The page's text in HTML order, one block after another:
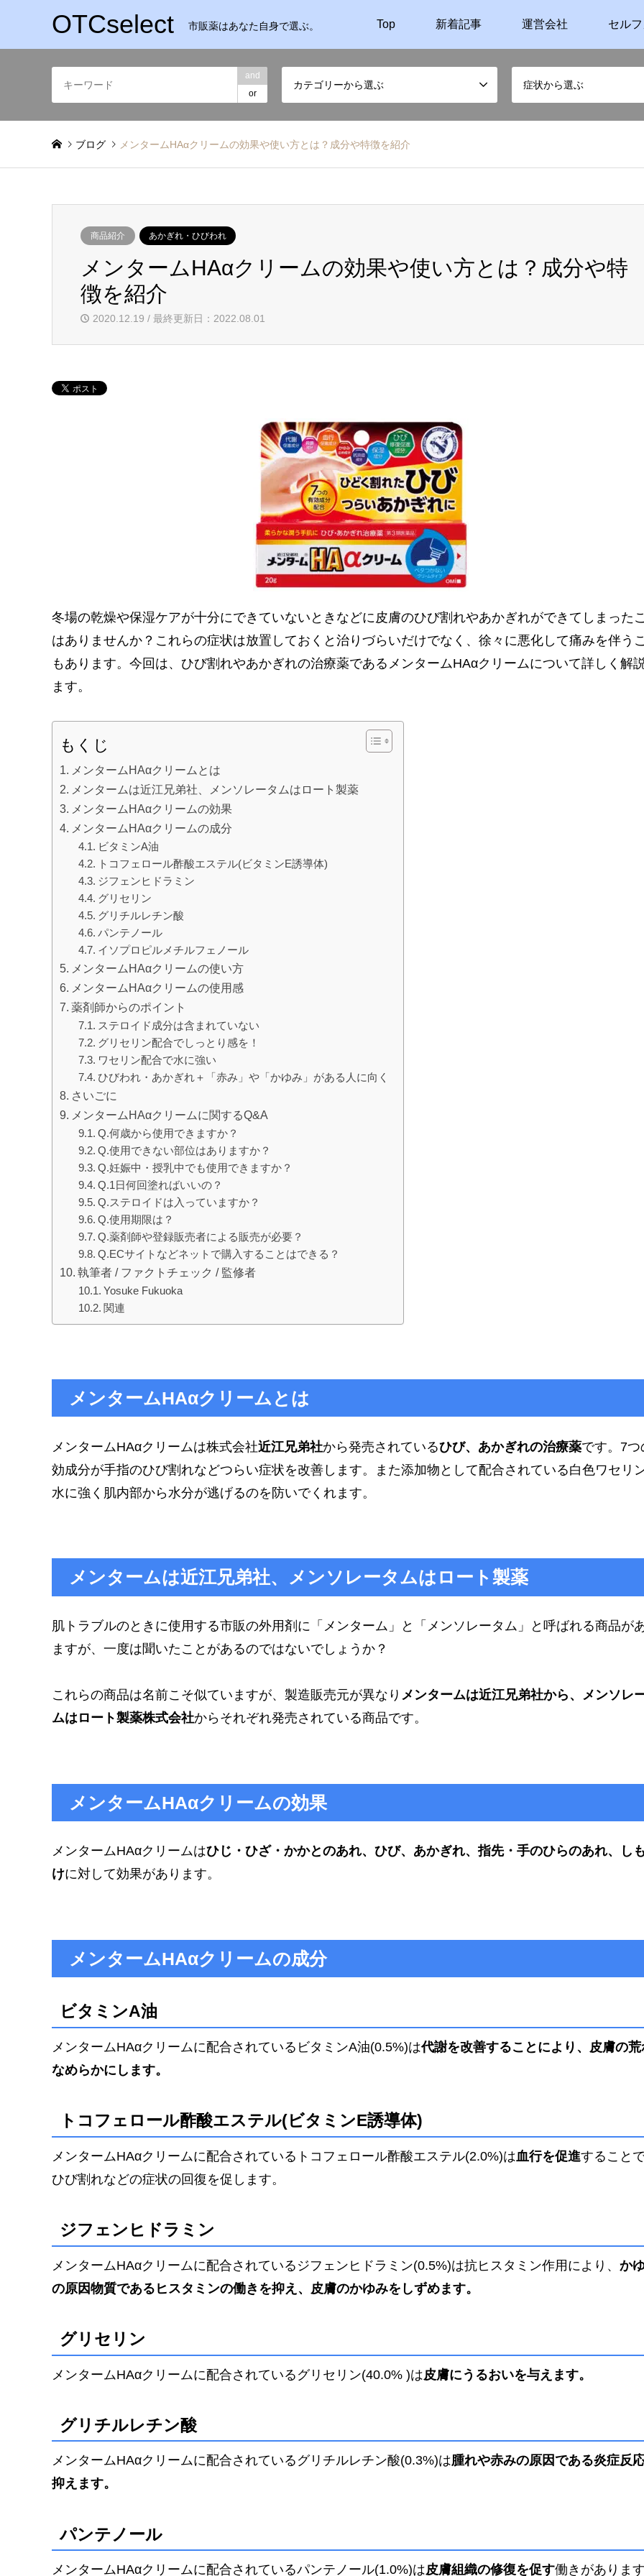
OTCselect 市販薬はあなた自身で選ぶ。 Top 新着記事 運営会社 セル
and
or
カテゴリーから選ぶ 症状から選ぶ
ブログ メンタームHAαクリームの効果や使い方とは？成分や特徴を紹介
商品紹介 あかぎれ・ひびわれ
メンタームHAαクリームの効果や使い方とは？成分や特
徴を紹介
2020.12.19 / 最終更新日：2022.08.01
冬場の乾燥や保湿ケアが十分にできていないときなどに皮膚のひび割れやあかぎれができてしまった
はありませんか？これらの症状は放置しておくと治りづらいだけでなく、徐々に悪化して痛みを伴う
もあります。今回は、ひび割れやあかぎれの治療薬であるメンタームHAαクリームについて詳しく解
ます。
もくじ
メンタームHAαクリームとは
メンタームは近江兄弟社、メンソレータムはロート製薬
メンタームHAαクリームの効果
メンタームHAαクリームの成分
ビタミンA油
トコフェロール酢酸エステル(ビタミンE誘導体)
ジフェンヒドラミン
グリセリン
グリチルレチン酸
パンテノール
イソプロピルメチルフェノール
メンタームHAαクリームの使い方
メンタームHAαクリームの使用感
薬剤師からのポイント
ステロイド成分は含まれていない
グリセリン配合でしっとり感を！
ワセリン配合で水に強い
ひびわれ・あかぎれ＋「赤み」や「かゆみ」がある人に向く
さいごに
メンタームHAαクリームに関するQ&A
Q.何歳から使用できますか？
Q.使用できない部位はありますか？
Q.妊娠中・授乳中でも使用できますか？
Q.1日何回塗ればいいの？
Q.ステロイドは入っていますか？
Q.使用期限は？
Q.薬剤師や登録販売者による販売が必要？
Q.ECサイトなどネットで購入することはできる？
執筆者 / ファクトチェック / 監修者
Yosuke Fukuoka
関連
メンタームHAαクリームとは
メンタームHAαクリームは株式会社近江兄弟社から発売されているひび、あかぎれの治療薬です。7つ
効成分が手指のひび割れなどつらい症状を改善します。また添加物として配合されている白色ワセリ
水に強く肌内部から水分が逃げるのを防いでくれます。
メンタームは近江兄弟社、メンソレータムはロート製薬
肌トラブルのときに使用する市販の外用剤に「メンターム」と「メンソレータム」と呼ばれる商品が
ますが、一度は聞いたことがあるのではないでしょうか？
これらの商品は名前こそ似ていますが、製造販売元が異なり メンタームは近江兄弟社から、メンソレ
ムはロート製薬株式会社からそれぞれ発売されている商品です。
メンタームHAαクリームの効果
メンタームHAαクリームはひじ・ひざ・かかとのあれ、ひび、あかぎれ、指先・手のひらのあれ、し
けに対して効果があります。
メンタームHAαクリームの成分
ビタミンA油
メンタームHAαクリームに配合されているビタミンA油(0.5%)は代謝を改善することにより、皮膚の荒
なめらかにします。
トコフェロール酢酸エステル(ビタミンE誘導体)
メンタームHAαクリームに配合されているトコフェロール酢酸エステル(2.0%)は血行を促進することで
ひび割れなどの症状の回復を促します。
ジフェンヒドラミン
メンタームHAαクリームに配合されているジフェンヒドラミン(0.5%)は抗ヒスタミン作用により、 か
の原因物質であるヒスタミンの働きを抑え、皮膚のかゆみをしずめます。
グリセリン
メンタームHAαクリームに配合されているグリセリン(40.0% )は皮膚にうるおいを与えます。
グリチルレチン酸
メンタームHAαクリームに配合されているグリチルレチン酸(0.3%)は腫れや赤みの原因である炎症反
抑えます。
パンテノール
メンタームHAαクリームに配合されているパンテノール(1.0%)は皮膚組織の修復を促す働きがあります